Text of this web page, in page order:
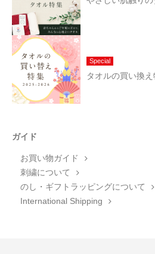
Special
タオルの買い換え
ガイド
お買い物ガイド
刺繍について
のし・ギフトラッピングについて
International Shipping